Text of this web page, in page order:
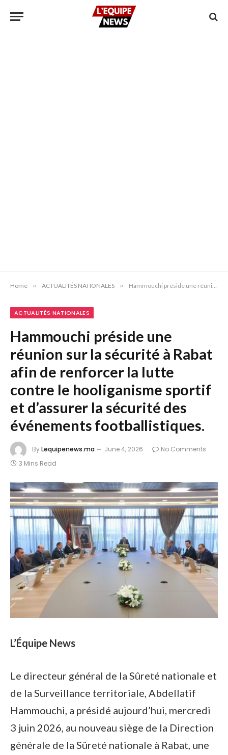
Home » ACTUALITÉS NATIONALES » Hammouchi préside une réunion sur la sécurité à Rabat afin de renforcer la lutte contre le hooliganisme sportif et d’assurer la sécurité des événements footballistiques.
ACTUALITÉS NATIONALES
Hammouchi préside une
réunion sur la sécurité à Rabat
afin de renforcer la lutte
contre le hooliganisme sportif
et d’assurer la sécurité des
événements footballistiques.
ByLequipenews.ma June 4, 2026
No Comments
3 Mins Read
L’Équipe News
Le directeur général de la Sûreté nationale et
de la Surveillance territoriale, Abdellatif
Hammouchi, a présidé aujourd’hui, mercredi
3 juin 2026, au nouveau siège de la Direction
générale de la Sûreté nationale à Rabat, une